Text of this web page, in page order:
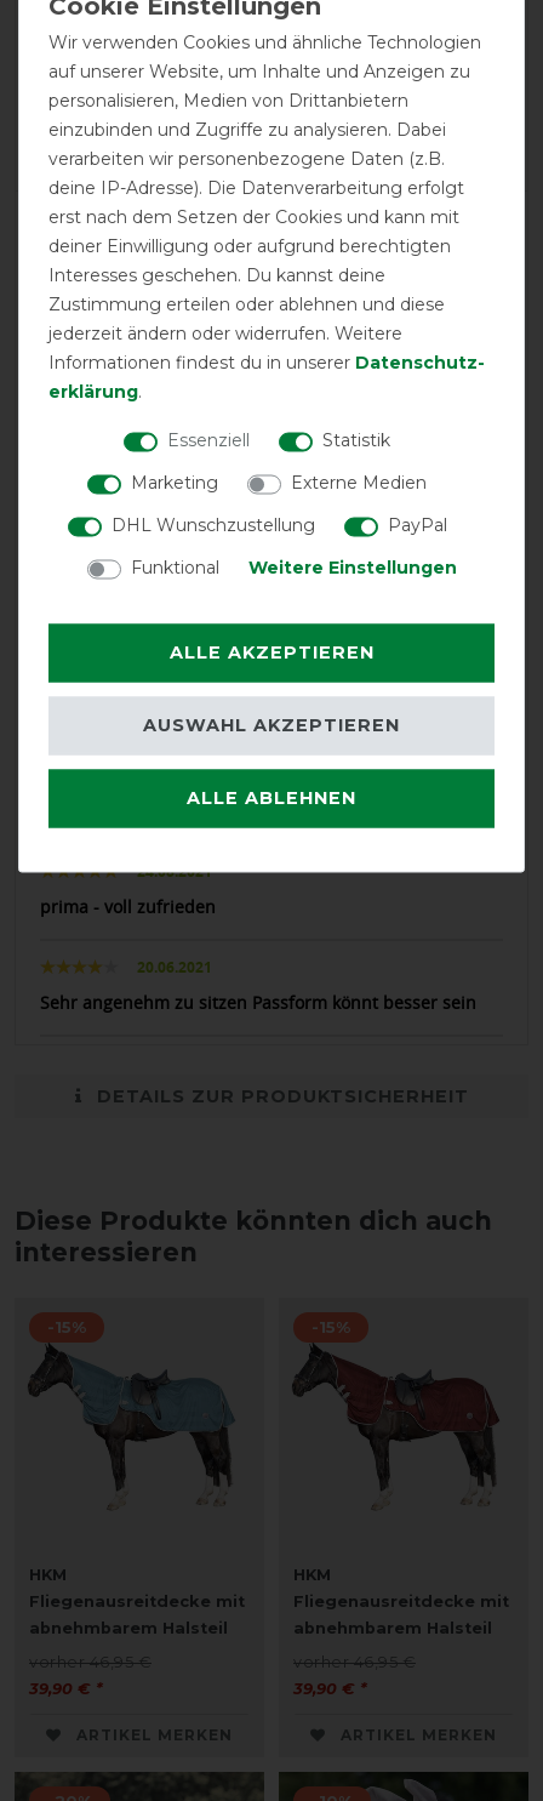
Positive
100%
Neutral
0%
Negative
0%
LATEST REVIEWS
07.10.2023
Eine tolle Alternative unbequeme Sättel in der Sitzfläche
"aufzupolstern". Rutscht nicht und ist pflegeleicht. Ich
besitze inzwischen mehrere und bin sehr zufrieden.
Ein super tolles Produkt das hilft vom ersten Moment
an. Und vor allem geht die nähe zum Pferd nicht
verloren.Herzlichen Dank für dieses super tolle Produkt.
22.01.2022
14.01.2022
Ich bin zufrieden.
24.08.2021
prima - voll zufrieden
20.06.2021
Sehr angenehm zu sitzen Passform könnt besser sein
DETAILS ZUR PRODUKTSICHERHEIT
Diese Produkte könnten dich auch
interessieren
-15%
HKM
Fliegenausreitdecke mit
abnehmbarem Halsteil
vorher 46,95 €
39,90 € *
ARTIKEL MERKEN
-15%
HKM
Fliegenausreitdecke mit
abnehmbarem Halsteil
vorher 46,95 €
39,90 € *
ARTIKEL MERKEN
Wir verwenden Cookies und ähnliche Technologien
auf unserer Website, um Inhalte und Anzeigen zu
personalisieren, Medien von Drittanbietern
einzubinden und Zugriffe zu analysieren. Dabei
verarbeiten wir personenbezogene Daten (z.B.
deine IP-Adresse). Die Datenverarbeitung erfolgt
erst nach dem Setzen der Cookies und kann mit
deiner Einwilligung oder aufgrund berechtigten
Interesses geschehen. Du kannst deine
Zustimmung erteilen oder ablehnen und diese
jederzeit ändern oder widerrufen. Weitere
Informationen findest du in unserer Daten­schutz­
erklärung.
Essenziell
Statistik
Marketing
Externe Medien
DHL Wunschzustellung
PayPal
Funktional
Weitere Einstellungen
ALLE AKZEPTIEREN
ALLE ABLEHNEN
AUSWAHL AKZEPTIEREN